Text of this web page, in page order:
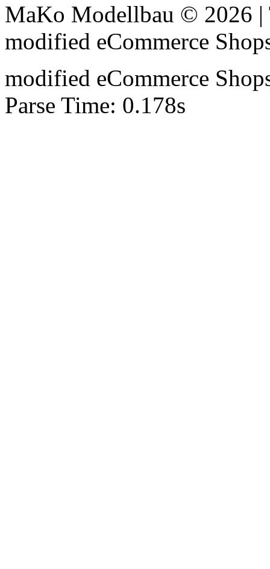
MaKo Modellbau © 2026
modified eCommerce
modified eCommerce
Parse Time: 0.178s